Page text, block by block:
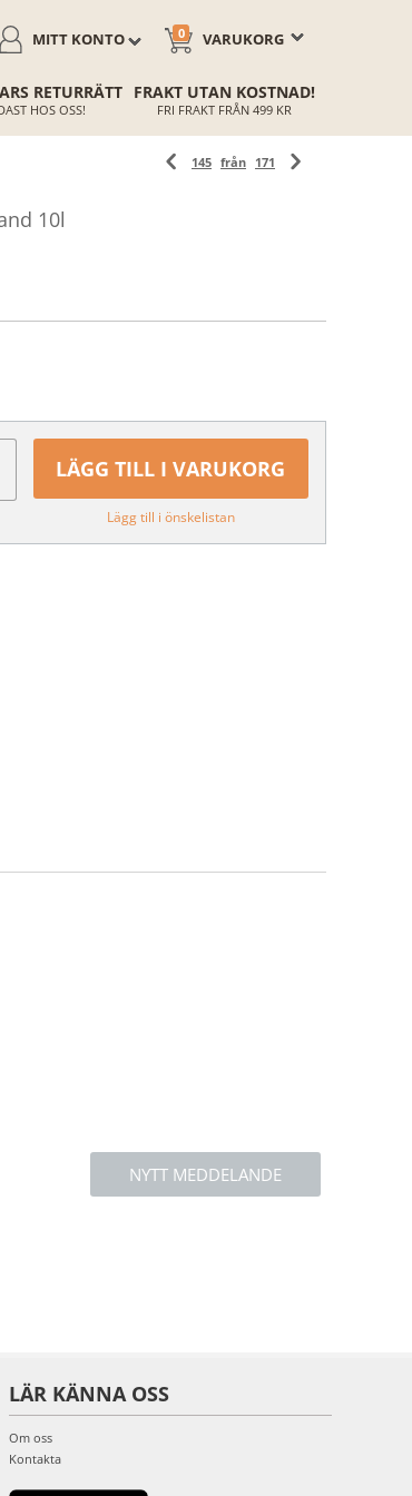
VARUKORG
0
MITT KONTO
RETURRÄTT
HOS OSS!
FRAKT UTAN KOSTNAD!
FRI FRAKT FRÅN 499 KR
145 från 171
10l
LÄGG TILL I VARUKORG
Lägg till i önskelistan
NYTT MEDDELANDE
LÄR KÄNNA OSS
Om oss
Kontakta